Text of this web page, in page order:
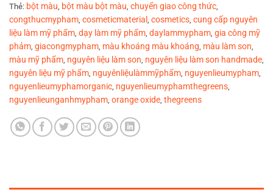
Thẻ: bột màu bột màu bột màu chuyển giao công thức
congthucmypham cosmeticmaterial cosmetics cung cấp nguyên
liệu làm mỹ phẩm dạy làm mỹ phẩm daylammypham gia công mỹ
phảm giacongmypham màu khoáng màu khoáng màu làm son
màu mỹ phẩm nguyên liệu làm son nguyên liệu làm son handmade
nguyên liệu mỹ phẩm nguyênliệulàmmỹphẩm nguyenlieumypham
nguyenlieumyphamorganic nguyenlieumyphamthegreens
nguyenlieunganhmypham orange oxide thegreens